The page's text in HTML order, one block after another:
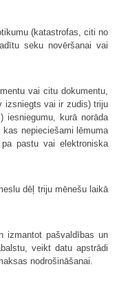
(katastrofas, citi no
seku novēršanai vai
vai citu dokumentu,
izsniegts vai ir zudis) triju
iesniegumu, kurā norāda
nepieciešami lēmuma
pastu vai elektroniska
dēļ triju mēnešu laikā
izmantot pašvaldības un
veikt datu apstrādi
nodrošināšanai.